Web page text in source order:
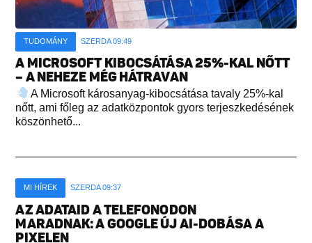
TUDOMÁNY SZERDA 09:49
A MICROSOFT KIBOCSÁTÁSA 25%-KAL NŐTT
– A NEHEZE MÉG HÁTRAVAN
A Microsoft károsanyag-kibocsátása tavaly 25%-kal
nőtt, ami főleg az adatközpontok gyors terjeszkedésének
köszönhető...
MI HÍREK SZERDA 09:37
AZ ADATAID A TELEFONODON
MARADNAK: A GOOGLE ÚJ AI-DOBÁSA A
PIXELEN